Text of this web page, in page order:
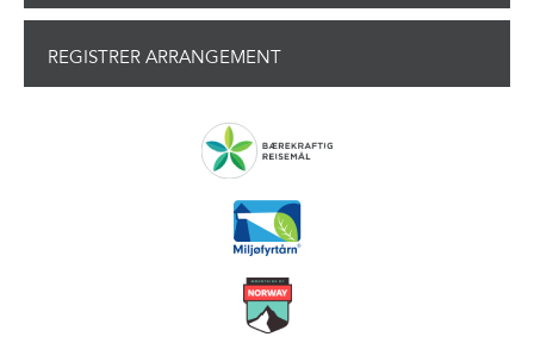
REGISTRER ARRANGEMENT